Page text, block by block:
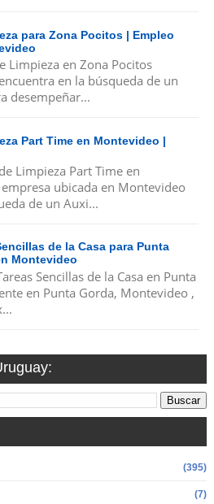
para Zona Pocitos | Empleo
Limpieza en Zona Pocitos
en la búsqueda de un
desempeñar...
Part Time en Montevideo |
Limpieza Part Time en
ubicada en Montevideo
de un Auxi...
de la Casa para Punta
Montevideo
Sencillas de la Casa en Punta
en Punta Gorda, Montevideo ,
(395)
(7)